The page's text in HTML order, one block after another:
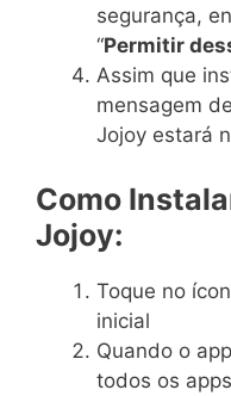
segurança,
“Permitir
Assim que
mensagem
Jojoy estará
Como
Jojoy:
Toque no
inicial
Quando o
todos os